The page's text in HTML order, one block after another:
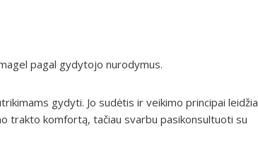
pagal gydytojo nurodymus.
gydyti. Jo sudėtis ir veikimo principai leidžia
trakto komfortą, tačiau svarbu pasikonsultuoti su